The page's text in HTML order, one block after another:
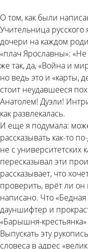
О том, как были
Учительница
дочери на каждом
«плач Ярославны»: «Не
же так, да, «Война и
но ведь это и «карты,
стоит неудавшееся
Анатолем! Дуэли!
как развлекалась.
И еще я подумала:
рассказывать как-то
не с университетских
пересказывал эти
рассказывает, что
проверить, врёт ли он
написано. Что
дауншифтер и
«Барышня-
Выпускать эту
словеса в адрес